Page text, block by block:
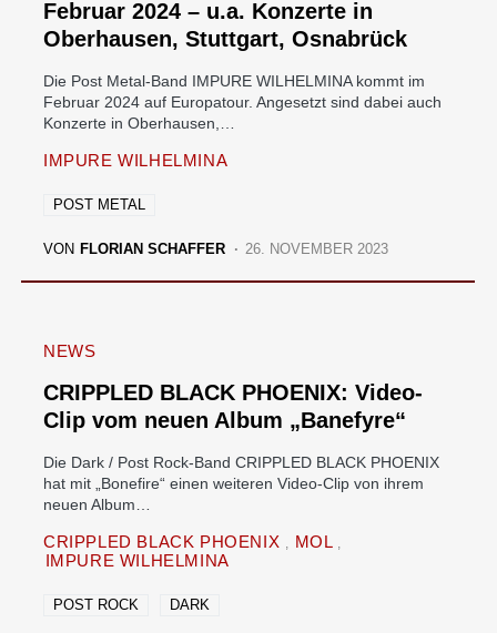
Februar 2024 – u.a. Konzerte in
Oberhausen, Stuttgart, Osnabrück
Die Post Metal-Band IMPURE WILHELMINA kommt im
Februar 2024 auf Europatour. Angesetzt sind dabei auch
Konzerte in Oberhausen,…
IMPURE WILHELMINA
POST METAL
VON FLORIAN SCHAFFER 26. NOVEMBER 2023
NEWS
CRIPPLED BLACK PHOENIX: Video-
Clip vom neuen Album „Banefyre“
Die Dark / Post Rock-Band CRIPPLED BLACK PHOENIX
hat mit „Bonefire“ einen weiteren Video-Clip von ihrem
neuen Album…
CRIPPLED BLACK PHOENIX
MOL
IMPURE WILHELMINA
POST ROCK DARK